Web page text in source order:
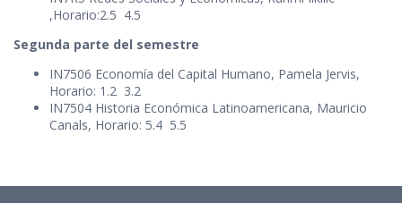
,Horario:2.5 4.5
Segunda parte del semestre
IN7506 Economía del Capital Humano, Pamela Jervis,
Horario: 1.2 3.2
IN7504 Historia Económica Latinoamericana, Mauricio
Canals, Horario: 5.4 5.5